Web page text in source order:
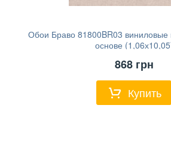
Обои Браво 81800BR03
основе
868грн
Купить